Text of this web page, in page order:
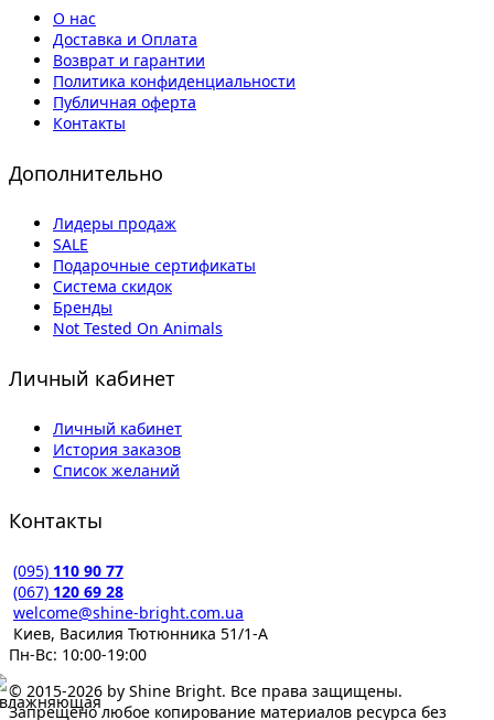
О нас
Доставка и Оплата
Возврат и гарантии
Политика конфиденциальности
Публичная оферта
Контакты
Дополнительно
Лидеры продаж
SALE
Подарочные сертификаты
Система скидок
Бренды
Not Tested On Animals
Личный кабинет
Личный кабинет
История заказов
Список желаний
Контакты
(095) 110 90 77
(067) 120 69 28
welcome@shine-bright.com.ua
Киев, Василия Тютюнника 51/1-А
Пн-Вс: 10:00-19:00
© 2015-2026 by Shine Bright. Все права защищены.
Запрещено любое копирование материалов ресурса без